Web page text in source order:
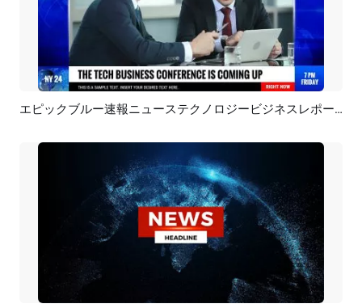
プレビュー AI再生成 エピックブルー速報ニューステクノロジービジネスレポートテレビ番組オープナーイントロアウトロ